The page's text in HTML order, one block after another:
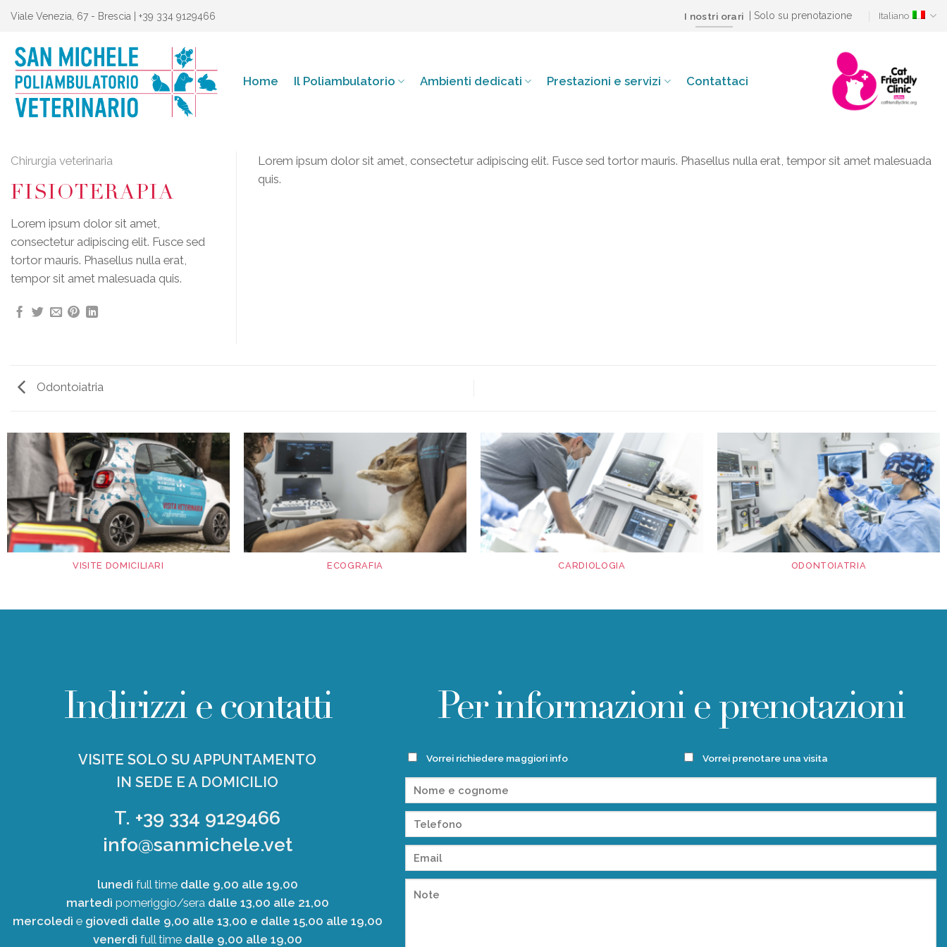
Skip
content
Viale Venezia, 67 - Brescia | +39 334 9129466 I nostri orari | Solo su prenotazione Italiano
Home Il Poliambulatorio Ambienti dedicati Prestazioni e servizi Contattaci
Chirurgia veterinaria
FISIOTERAPIA
Lorem ipsum dolor sit amet,
consectetur adipiscing elit. Fusce sed
tortor mauris. Phasellus nulla erat,
tempor sit amet malesuada quis.
Lorem ipsum dolor sit amet, consectetur adipiscing elit. Fusce sed tortor mauris. Phasellus nulla erat, tempor sit amet malesuada
quis.
Odontoiatria
VISITE DOMICILIARI ECOGRAFIA CARDIOLOGIA ODONTOIATRIA
Indirizzi e contatti
VISITE SOLO SU APPUNTAMENTO
IN SEDE E A DOMICILIO
T. +39 334 9129466
info@sanmichele.vet
lunedì full timedalle 9,00 alle 19,00
martedì pomeriggio/sera dalle 13,00 alle 21,00
mercoledì e giovedì dalle 9,00 alle 13,00 e dalle 15,00 alle 19,00
venerdì full timedalle 9,00 alle 19,00
Per informazioni e prenotazioni
Vorrei richiedere maggiori info Vorrei prenotare una visita